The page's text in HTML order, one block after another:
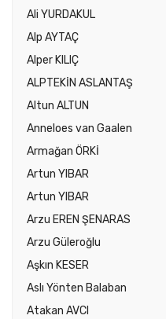
Ali YURDAKUL
Alp AYTAÇ
Alper KILIÇ
ALPTEKİN ASLANTAŞ
Altun ALTUN
Anneloes van Gaalen
Armağan ÖRKİ
Artun YIBAR
Artun YIBAR
Arzu EREN ŞENARAS
Arzu Güleroğlu
Aşkın KESER
Aslı Yönten Balaban
Atakan AVCI